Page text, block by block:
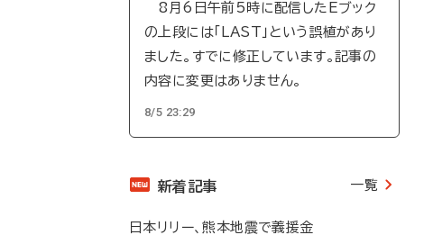
8月6日午前5時に配信したEブック
の上段には「LAST」という誤植があり
ました。すでに修正しています。記事の
内容に変更はありません。
8/5 23:29
新着記事 一覧
日本リリー、熊本地震で義援金